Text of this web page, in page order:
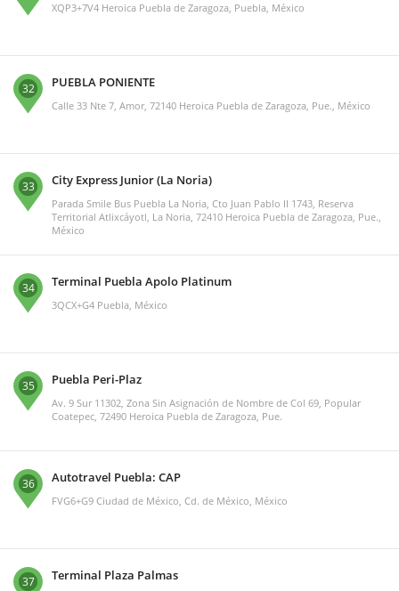
XQP3+7V4 Heroica Puebla de Zaragoza, Puebla, México
32 PUEBLA PONIENTE
Calle 33 Nte 7, Amor, 72140 Heroica Puebla de Zaragoza, Pue., México
33 City Express Junior (La Noria)
Parada Smile Bus Puebla La Noria, Cto Juan Pablo II 1743, Reserva
Territorial Atlixcáyotl, La Noria, 72410 Heroica Puebla de Zaragoza, Pue.,
México
34 Terminal Puebla Apolo Platinum
3QCX+G4 Puebla, México
35 Puebla Peri-Plaz
Av. 9 Sur 11302, Zona Sin Asignación de Nombre de Col 69, Popular
Coatepec, 72490 Heroica Puebla de Zaragoza, Pue.
36 Autotravel Puebla: CAP
FVG6+G9 Ciudad de México, Cd. de México, México
37 Terminal Plaza Palmas